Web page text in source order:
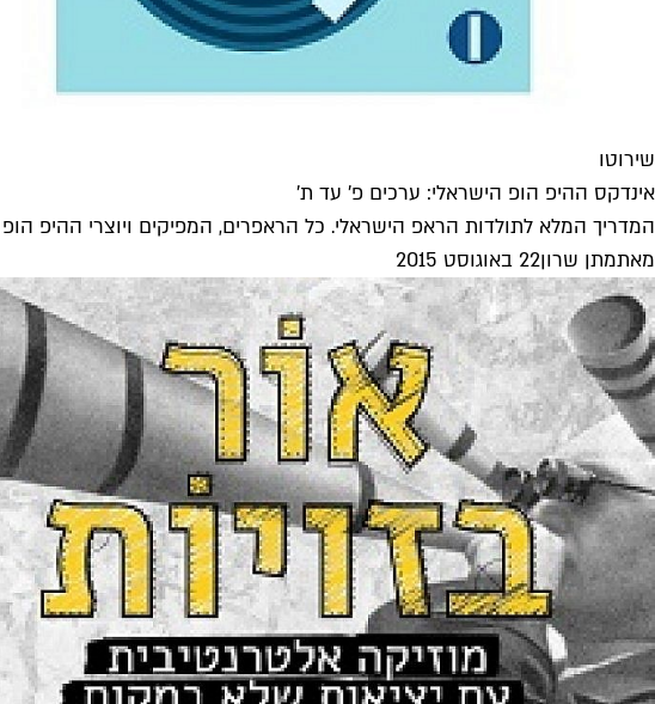
שירוטו
אינדקס ההיפ הופ הישראלי: ערכים פ' עד ת'
המדריך המלא לתולדות הראפ הישראלי. כל הראפרים, המפיקים ויוצרי ההיפ
מאתמתן שרון22 באוגוסט 2015